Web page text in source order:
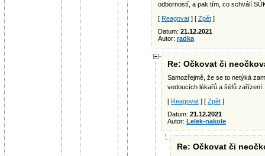
odborností, a pak tím, co schválí
[ Reagovat ] [ Zpět ]
Datum: 21.12.2021
Autor: radka
Re: Očkovat či
Samozřejmě, že se to netýká
vedoucích lékařů a šéfů zařízení.
[ Reagovat ] [ Zpět ]
Datum: 21.12.2021
Autor: Lelek-nakole
Re: Očkovat či